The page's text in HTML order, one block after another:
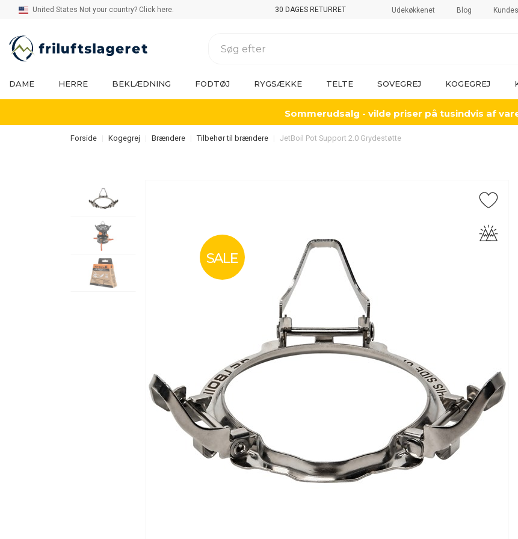
United States Not your country? Click here. 30 DAGES RETURRET Udekøkkenet Blog
DAME HERRE BEKLÆDNING FODTØJ RYGSÆKKE TELTE SOVEGREJ KOGEGREJ
Sommerudsalg - vilde priser på tusindvis af
Forside Kogegrej Brændere Tilbehør til brændere JetBoil Pot Support 2.0 Grydestøtte
SALE